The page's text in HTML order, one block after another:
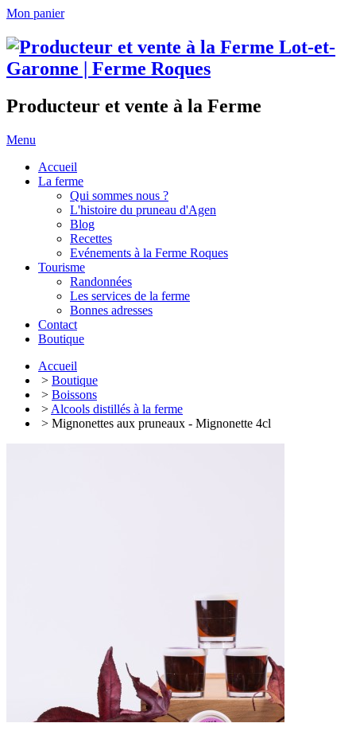
Mon panier
Producteur et vente à la Ferme
Menu
Accueil
La ferme
Qui sommes nous ?
L'histoire du pruneau d'Agen
Blog
Recettes
Evénements à la Ferme Roques
Tourisme
Randonnées
Les services de la ferme
Bonnes adresses
Contact
Boutique
Accueil
> Boutique
> Boissons
> Alcools distillés à la ferme
> Mignonettes aux pruneaux - Mignonette 4cl